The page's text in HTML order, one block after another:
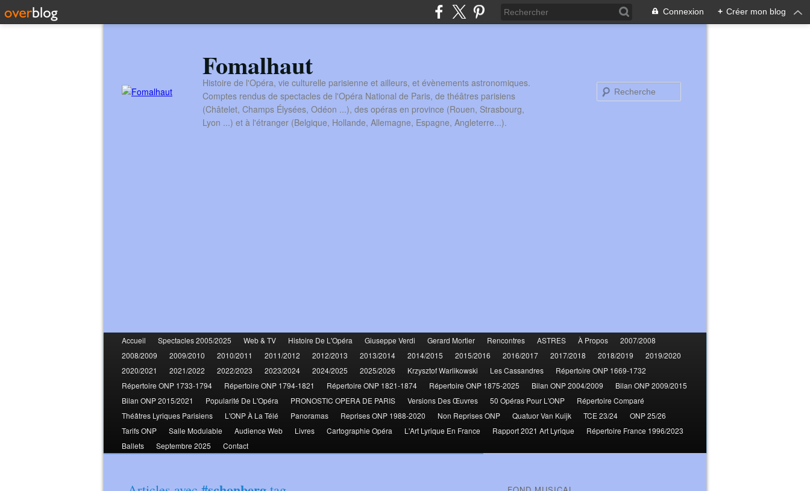
Connexion + Créer mon blog
Fomalhaut
Histoire de l'Opéra, vie culturelle parisienne et ailleurs, et évènements astronomiques.
Comptes rendus de spectacles de l'Opéra National de Paris, de théâtres parisiens
(Châtelet, Champs Élysées, Odéon ...), des opéras en province (Rouen, Strasbourg,
Lyon ...) et à l'étranger (Belgique, Hollande, Allemagne, Espagne, Angleterre...).
Accueil Spectacles 2005/2025 Web & TV Histoire De L'Opéra Giuseppe Verdi Gerard Mortier Rencontres ASTRES À Propos
2007/2008
2008/2009
2009/2010 2010/2011 2011/2012 2012/2013 2013/2014 2014/2015 2015/2016 2016/2017 2017/2018 2018/2019
2019/2020
2020/2021
2021/2022 2022/2023 2023/2024 2024/2025 2025/2026 Krzysztof Warlikowski Les Cassandres
Répertoire ONP 1669-1732
Répertoire ONP 1733-1794
Répertoire ONP 1794-1821 Répertoire ONP 1821-1874 Répertoire ONP 1875-2025 Bilan ONP 2004/2009
Bilan ONP 2009/2015
Bilan ONP 2015/2021
Popularité De L'Opéra PRONOSTIC OPERA DE PARIS Versions Des Œuvres 50 Opéras Pour L'ONP
Répertoire Comparé
Théâtres Lyriques Parisiens
L'ONP À La Télé Panoramas Reprises ONP 1988-2020 Non Reprises ONP Quatuor Van Kuijk TCE 23/24
ONP 25/26
Tarifs ONP
Salle Modulable Audience Web Livres Cartographie Opéra L'Art Lyrique En France Rapport 2021 Art Lyrique
Répertoire France 1996/2023
Ballets
Septembre 2025 Contact